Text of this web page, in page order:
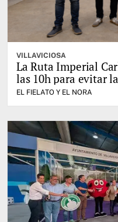
VILLAVICIOSA
La Ruta Imperial
las 10h para evitar
EL FIELATO Y EL NORA